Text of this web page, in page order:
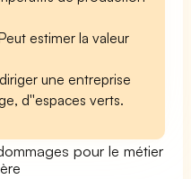
estimer la valeur
une entreprise
d''espaces verts.
pour le métier